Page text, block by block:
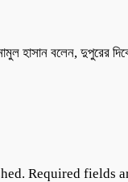
হাসান বলেন, দুপুরের
Required fields